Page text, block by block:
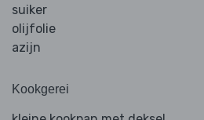
suiker
olijfolie
azijn
Kookgerei